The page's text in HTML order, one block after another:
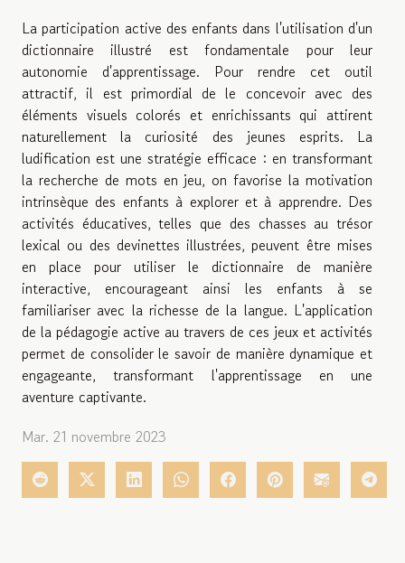
La participation active des enfants dans l'utilisation d'un
dictionnaire illustré est fondamentale pour leur
autonomie d'apprentissage. Pour rendre cet outil
attractif, il est primordial de le concevoir avec des
éléments visuels colorés et enrichissants qui attirent
naturellement la curiosité des jeunes esprits. La
ludification est une stratégie efficace : en transformant
la recherche de mots en jeu, on favorise la motivation
intrinsèque des enfants à explorer et à apprendre. Des
activités éducatives, telles que des chasses au trésor
lexical ou des devinettes illustrées, peuvent être mises
en place pour utiliser le dictionnaire de manière
interactive, encourageant ainsi les enfants à se
familiariser avec la richesse de la langue. L'application
de la pédagogie active au travers de ces jeux et activités
permet de consolider le savoir de manière dynamique et
engageante, transformant l'apprentissage en une
aventure captivante.
Mar. 21 novembre 2023